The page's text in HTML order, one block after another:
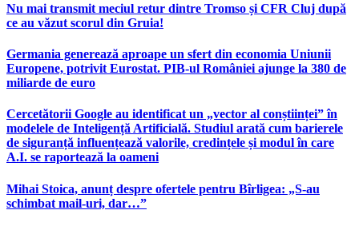
Nu mai transmit meciul retur dintre Tromso și CFR Cluj după
ce au văzut scorul din Gruia!
Germania generează aproape un sfert din economia Uniunii
Europene, potrivit Eurostat. PIB-ul României ajunge la 380 de
miliarde de euro
Cercetătorii Google au identificat un „vector al conștiinței” în
modelele de Inteligență Artificială. Studiul arată cum barierele
de siguranță influențează valorile, credințele și modul în care
A.I. se raportează la oameni
Mihai Stoica, anunț despre ofertele pentru Bîrligea: „S-au
schimbat mail-uri, dar…”